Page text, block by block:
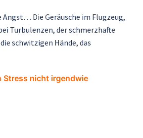
Die Geräusche im Flugzeug,
Turbulenzen, der schmerzhafte
schwitzigen Hände, das
Stress nicht irgendwie